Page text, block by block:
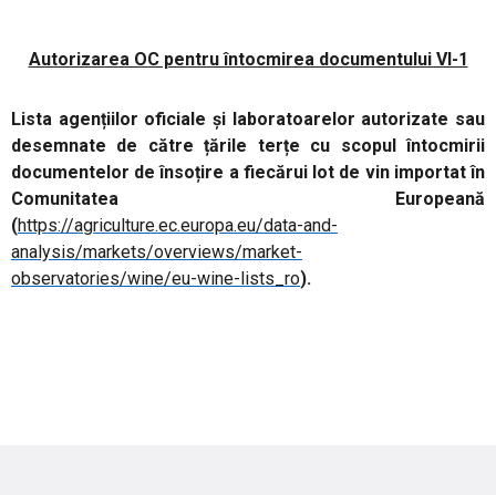
Autorizarea OC pentru întocmirea documentului VI-1
Lista agențiilor oficiale și laboratoarelor autorizate sau
desemnate de către țările terțe cu scopul întocmirii
documentelor de însoțire a fiecărui lot de vin importat în
Comunitatea Europeană
(https://agriculture.ec.europa.eu/data-and-
analysis/markets/overviews/market-
observatories/wine/eu-wine-lists_ro).